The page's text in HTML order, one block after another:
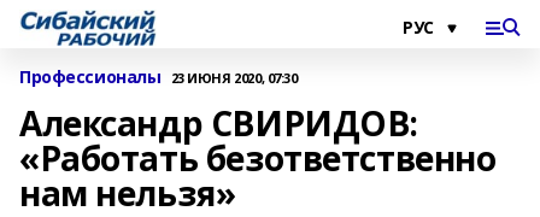
Профессионалы 23 ИЮНЯ 2020, 07:30
Александр СВИРИДОВ:
«Работать безответственно
нам нельзя»